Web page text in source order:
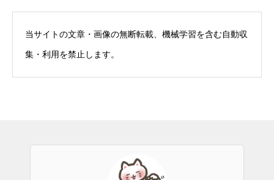
当サイトの文章・画像の無断転載、機械学習を含む自動収
集・利用を禁止します。